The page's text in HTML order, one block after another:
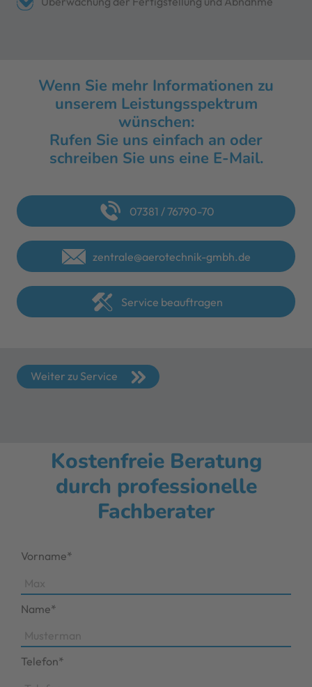
Wenn Sie mehr Informationen zu
unserem Leistungsspektrum
wünschen:
Rufen Sie uns einfach an oder
schreiben Sie uns eine E-Mail.
07381 / 76790-70
zentrale@aerotechnik-gmbh.de
Service beauftragen
Weiter zu Service
Kostenfreie Beratung
durch professionelle
Fachberater
Vorname*
Name*
Telefon*